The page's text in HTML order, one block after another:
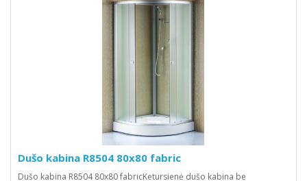
Dušo kabina R8504 80x80 fabric
Dušo kabina R8504 80x80 fabricKetursienė dušo kabina be